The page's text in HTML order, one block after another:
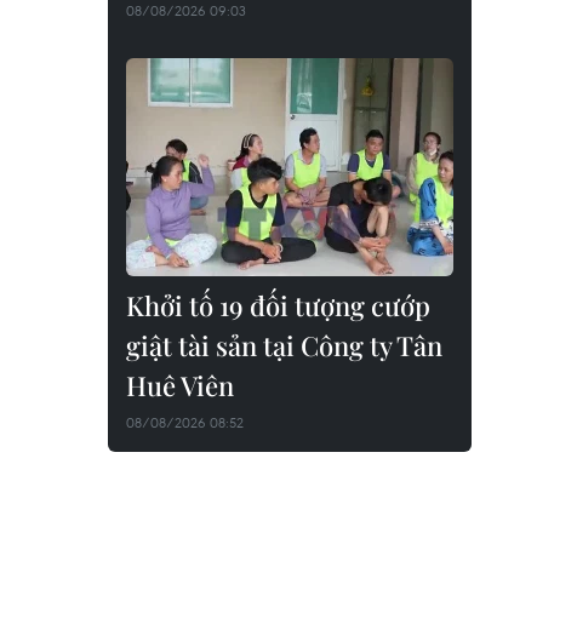
08/08/2026 09:03
Khởi tố 19 đối tượng cướp
giật tài sản tại Công ty Tân
Huê Viên
08/08/2026 08:52